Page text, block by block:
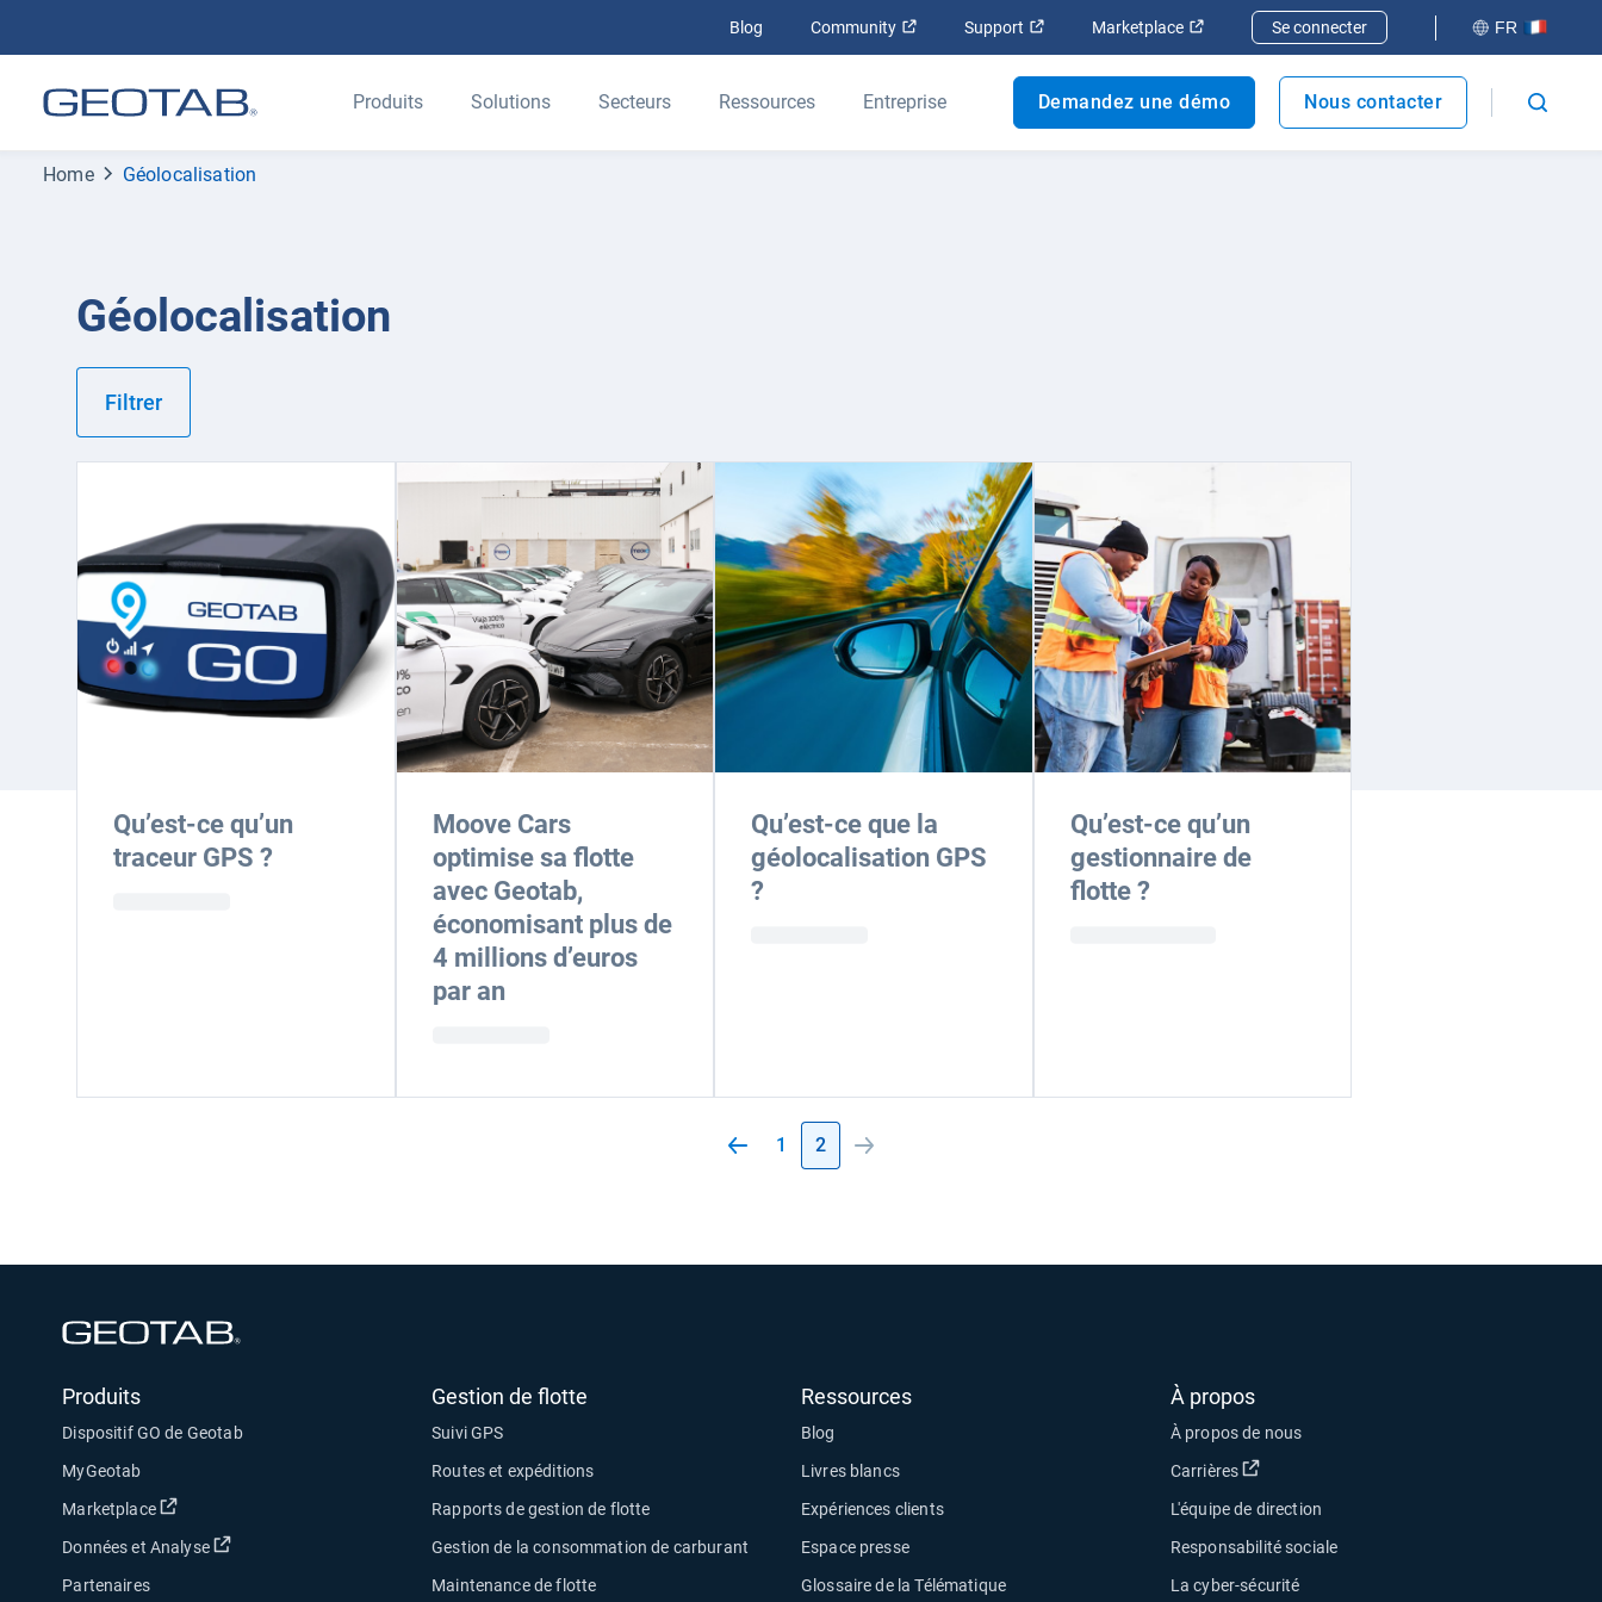
Blog Community Ouvrir dans une nouvelle fenêtre
Support Ouvrir dans une nouvelle fenêtre
Marketplace Ouvrir dans une nouvelle fenêtre
Se connecter FR
Produits Solutions Secteurs Ressources Entreprise Demandez une démo Nous contacter
Home Géolocalisation
Géolocalisation
Filtrer
Qu’est-ce qu’un
traceur GPS ?
Moove Cars
optimise sa flotte
avec Geotab,
économisant plus de
4 millions d’euros
par an
Qu’est-ce que la
géolocalisation GPS
?
Qu’est-ce qu’un
gestionnaire de
flotte ?
1 2
Produits
Dispositif GO de Geotab
MyGeotab
Marketplace
Ouvrir dans une nouvelle fenêtre
Données et Analyse Ouvrir dans une nouvelle fenêtre
Partenaires
Gestion de flotte
Suivi GPS
Routes et expéditions
Rapports de gestion de flotte
Gestion de la consommation de carburant
Maintenance de flotte
Ressources
Blog
Livres blancs
Expériences clients
Espace presse
Glossaire de la Télématique
À propos
À propos de nous
Carrières
Ouvrir dans une nouvelle fenêtre
L'équipe de direction
Responsabilité sociale
La cyber-sécurité